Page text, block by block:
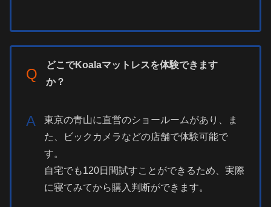
Q
どこでKoalaマットレスを体験できます
か？
A
東京の青山に直営のショールームがあり、ま
た、ビックカメラなどの店舗で体験可能で
す。
自宅でも120日間試すことができるため、実際
に寝てみてから購入判断ができます。